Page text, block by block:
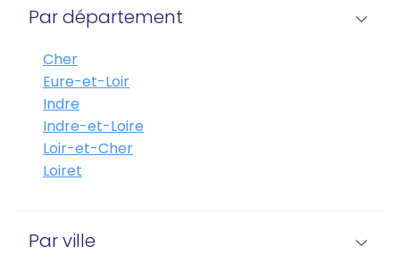
Par département
Cher
Eure-et-Loir
Indre
Indre-et-Loire
Loir-et-Cher
Loiret
Par ville